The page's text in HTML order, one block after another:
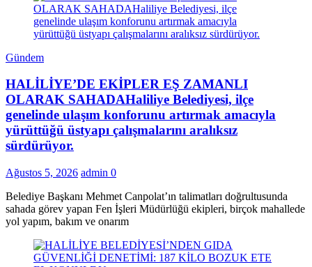
Gündem
HALİLİYE’DE EKİPLER EŞ ZAMANLI
OLARAK SAHADAHaliliye Belediyesi, ilçe
genelinde ulaşım konforunu artırmak amacıyla
yürüttüğü üstyapı çalışmalarını aralıksız
sürdürüyor.
Ağustos 5, 2026 admin 0
Belediye Başkanı Mehmet Canpolat’ın talimatları doğrultusunda
sahada görev yapan Fen İşleri Müdürlüğü ekipleri, birçok mahallede
yol yapım, bakım ve onarım